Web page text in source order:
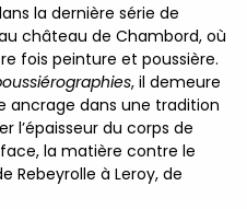
la dernière série de
château de Chambord, où
fois peinture et poussière.
, il demeure
ancrage dans une tradition
l’épaisseur du corps de
la matière contre le
Rebeyrolle à Leroy, de